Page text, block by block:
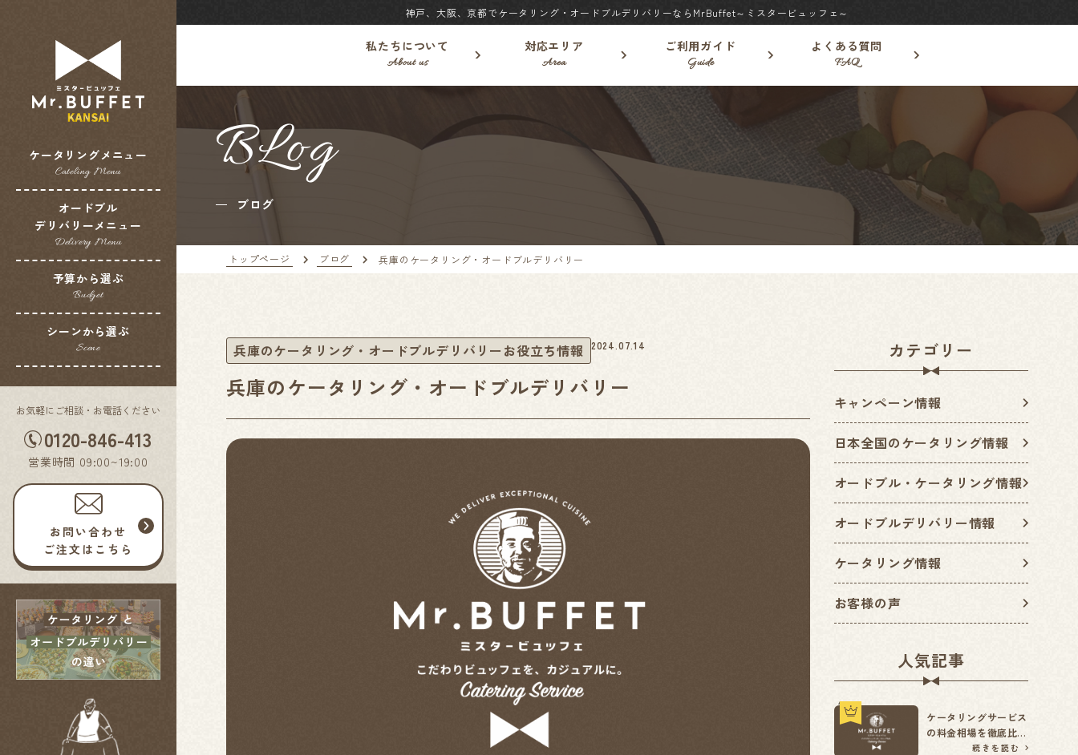
神戸、大阪、京都でケータリング・オードブルデリバリーならMrBuffet～ミスタービュッフェ～
私たちについて
About us
対応エリア
Area
ご利用ガイド
Guide
よくある質問
FAQ
ケータリングメニュー
Cateling Menu
オードブル
デリバリーメニュー
Delivery Menu
予算から選ぶ
Budget
シーンから選ぶ
Scene
お気軽にご相談・お電話ください
0120-846-413
営業時間 09:00~19:00
お問い合わせ
ご注文はこちら
BLog
ブログ
トップページ ブログ 兵庫のケータリング・オードブルデリバリー
兵庫のケータリング・オードブルデリバリーお役立ち情報 2024.07.14
兵庫のケータリング・オードブルデリバリー
カテゴリー
キャンペーン情報
日本全国のケータリング情報
オードブル・ケータリング情報
オードブルデリバリー情報
ケータリング情報
お客様の声
人気記事
ケータリングサービス
の料金相場を徹底比
較！予算別の選び方
続きを読む